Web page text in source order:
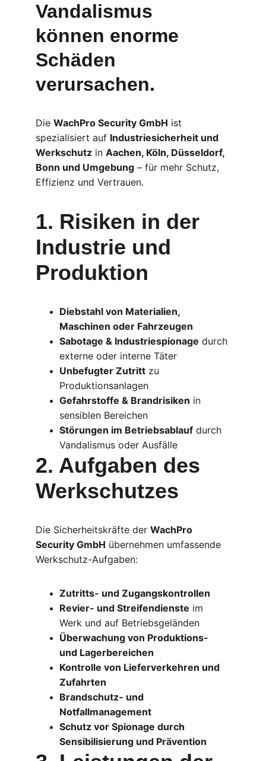
Vandalismus
können enorme
Schäden
verursachen.
Die WachPro Security GmbH ist
spezialisiert auf Industriesicherheit und
Werkschutz in Aachen, Köln, Düsseldorf,
Bonn und Umgebung – für mehr Schutz,
Effizienz und Vertrauen.
1. Risiken in der
Industrie und
Produktion
Diebstahl von Materialien,
Maschinen oder Fahrzeugen
Sabotage & Industriespionage durch
externe oder interne Täter
Unbefugter Zutritt zu
Produktionsanlagen
Gefahrstoffe & Brandrisiken in
sensiblen Bereichen
Störungen im Betriebsablauf durch
Vandalismus oder Ausfälle
2. Aufgaben des
Werkschutzes
Die Sicherheitskräfte der WachPro
Security GmbH übernehmen umfassende
Werkschutz-Aufgaben:
Zutritts- und Zugangskontrollen
Revier- und Streifendienste im
Werk und auf Betriebsgeländen
Überwachung von Produktions-
und Lagerbereichen
Kontrolle von Lieferverkehren und
Zufahrten
Brandschutz- und
Notfallmanagement
Schutz vor Spionage durch
Sensibilisierung und Prävention